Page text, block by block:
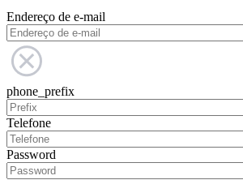
Endereço de e-mail
phone_prefix
Telefone
Password